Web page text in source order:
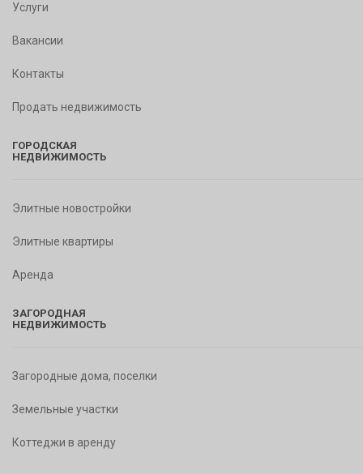
Услуги
Вакансии
Контакты
Продать недвижимость
ГОРОДСКАЯ
НЕДВИЖИМОСТЬ
Элитные новостройки
Элитные квартиры
Аренда
ЗАГОРОДНАЯ
НЕДВИЖИМОСТЬ
Загородные дома, поселки
Земельные участки
Коттеджи в аренду